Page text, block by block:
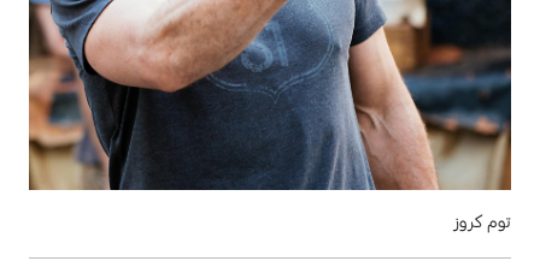
توم كروز